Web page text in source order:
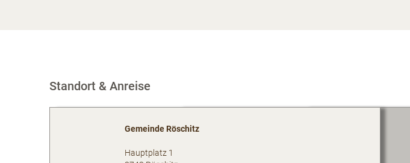
Standort & Anreise
Gemeinde Röschitz
Hauptplatz 1